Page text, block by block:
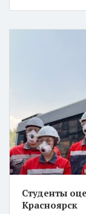
Студенты
Красноярск